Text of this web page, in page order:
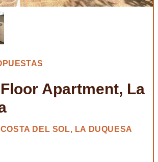
Apartment, La
DEL SOL, LA DUQUESA